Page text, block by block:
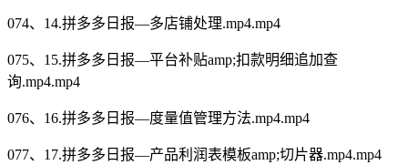
074、14.拼多多日报—多店铺处理.mp4.mp4
075、15.拼多多日报—平台补贴amp;扣款明细追加查
询.mp4.mp4
076、16.拼多多日报—度量值管理方法.mp4.mp4
077、17.拼多多日报—产品利润表模板amp;切片器.mp4.mp4